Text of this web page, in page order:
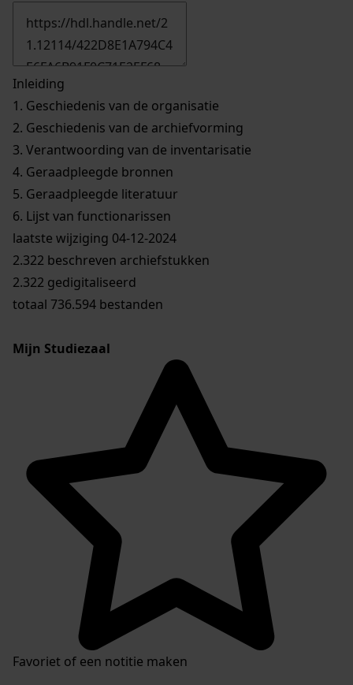
Inleiding
1. Geschiedenis van de organisatie
2. Geschiedenis van de archiefvorming
3. Verantwoording van de inventarisatie
4. Geraadpleegde bronnen
5. Geraadpleegde literatuur
6. Lijst van functionarissen
laatste wijziging 04-12-2024
2.322 beschreven archiefstukken
2.322 gedigitaliseerd
totaal 736.594 bestanden
Mijn Studiezaal
Favoriet of een notitie maken